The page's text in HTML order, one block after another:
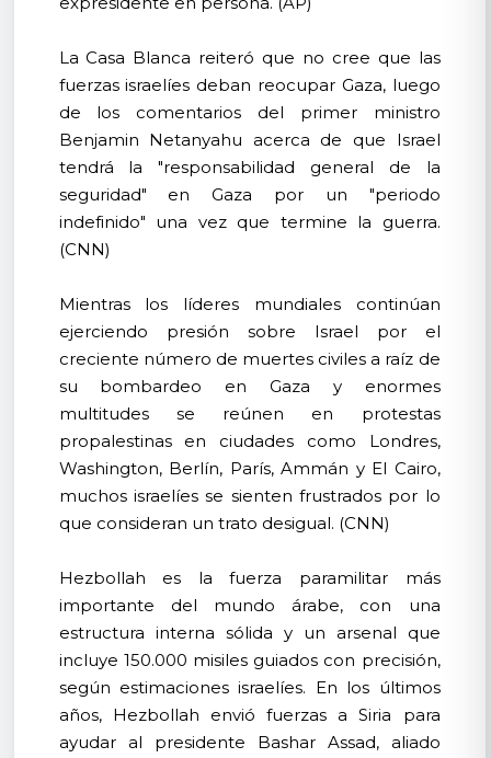
La Casa Blanca reiteró que no cree que las
fuerzas israelíes deban reocupar Gaza, luego
de los comentarios del primer ministro
Benjamin Netanyahu acerca de que Israel
tendrá la "responsabilidad general de la
seguridad" en Gaza por un "periodo
indefinido" una vez que termine la guerra.
(CNN)
Mientras los líderes mundiales continúan
ejerciendo presión sobre Israel por el
creciente número de muertes civiles a raíz de
su bombardeo en Gaza y enormes
multitudes se reúnen en protestas
propalestinas en ciudades como Londres,
Washington, Berlín, París, Ammán y El Cairo,
muchos israelíes se sienten frustrados por lo
que consideran un trato desigual. (CNN)
Hezbollah es la fuerza paramilitar más
importante del mundo árabe, con una
estructura interna sólida y un arsenal que
incluye 150.000 misiles guiados con precisión,
según estimaciones israelíes. En los últimos
años, Hezbollah envió fuerzas a Siria para
ayudar al presidente Bashar Assad, aliado